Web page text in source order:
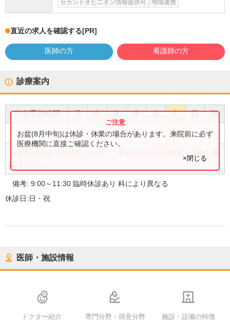
セカンドオピニオン情報提供可
地域連携
直近の求人を確認する[PR]
医師の方 看護師の方
診療案内
外来受付時間 月 火 水 木 金 土 日 祝
9:00〜 11:30 ● ● ● ● ● ●
外来受付時間・内容等について、事前に必ず医療機関に直接ご確
認ください。
お盆(8月中旬)は休診・休業の場合があります。来院前に必ず
医療機関に直接ご確認ください。
×閉じる
備考:9:00～11:30 臨時休診あり 科により異なる
休診日:日・祝
医師・施設情報
ドクター紹介 専門分野・得意分野 施設・設備の特徴